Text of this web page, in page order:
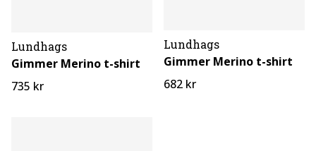
Lundhags
Gimmer Merino t-shirt
735 kr
Lundhags
Gimmer Merino t-shirt
682 kr